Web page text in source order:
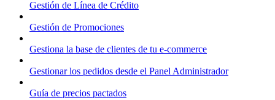
Gestión de Línea de Crédito
Gestión de Promociones
Gestiona la base de clientes de tu e-commerce
Gestionar los pedidos desde el Panel Administrador
Guía de precios pactados